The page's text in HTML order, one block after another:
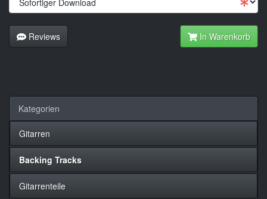
Reviews In Warenkorb
Kategorien
Gitarren
Backing Tracks
Gitarrenteile